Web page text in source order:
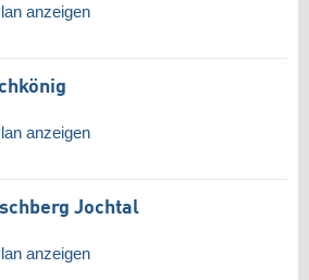
anzeigen
anzeigen
Jochtal
anzeigen